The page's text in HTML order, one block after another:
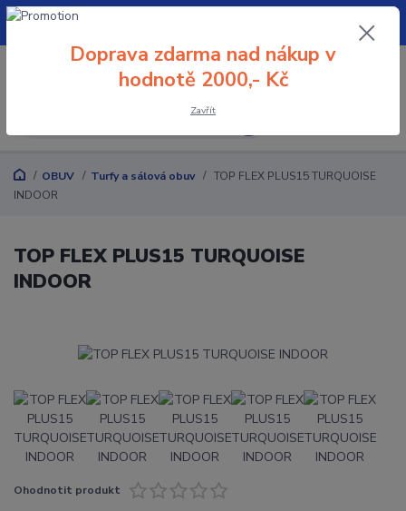
+420 608 032 114
0 Kč
OBUV Turfy a sálová obuv
TOP FLEX PLUS15 TURQUOISE
INDOOR
TOP FLEX PLUS15 TURQUOISE
INDOOR
Ohodnotit produkt
Doprava zdarma nad nákup v
hodnotě 2000,- Kč
Zavřít